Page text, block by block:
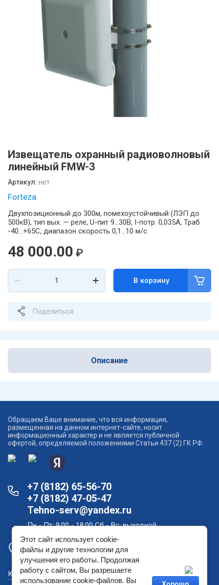
Извещатель охранный радиоволновый
линейный FMW-3
Артикул: нет
Forteza
Двухпозиционный до 300м, помехоустойчивый (ЛЭП до
500кВ), тип вых. — реле, U-пит 9...30В, I-потр. 0,035А, Траб
-40...+65С, диапазон скорость 0,1…10 м/с
48 000.00 ₽
В корзину
Поделиться:
Описание
Обращаем Ваше внимание, что вся информация,
размещенная на данном интернет-сайте, носит
информационный характер и не является публичной
офертой, определяемой положениями Статьи 437 (2) ГК РФ.
+7 (8182) 65-56-70
+7 (8182) 47-05-47
Tehno-serv@yandex.ru
Пн - Пт: 9:00 - 18:00 Сб - Вс: выходной
Офис продаж и склад в Архангельске: проспект
Новгородский, дом 181
Как купить?
Этот сайт использует cookie-
файлы и другие технологии для
улучшения его работы. Продолжая
работу с сайтом, Вы разрешаете
использование cookie-файлов. Вы